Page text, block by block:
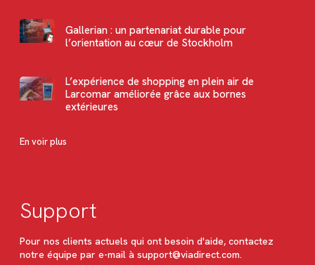
Gallerian : un partenariat durable pour
l’orientation au cœur de Stockholm
L’expérience de shopping en plein air de
Larcomar améliorée grâce aux bornes
extérieures
En voir plus
Support
Pour nos clients actuels qui ont besoin d'aide, contactez
notre équipe par e-mail à support@viadirect.com.